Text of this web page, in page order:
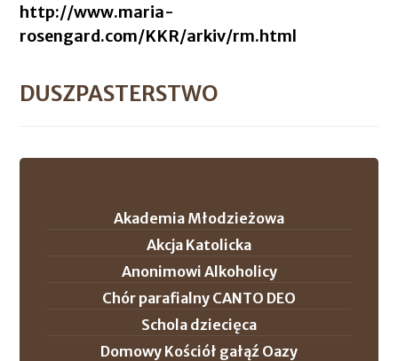
http://www.maria-
rosengard.com/KKR/arkiv/rm.html
DUSZPASTERSTWO
Akademia Młodzieżowa
Akcja Katolicka
Anonimowi Alkoholicy
Chór parafialny CANTO DEO
Schola dziecięca
Domowy Kościół gałąź Oazy